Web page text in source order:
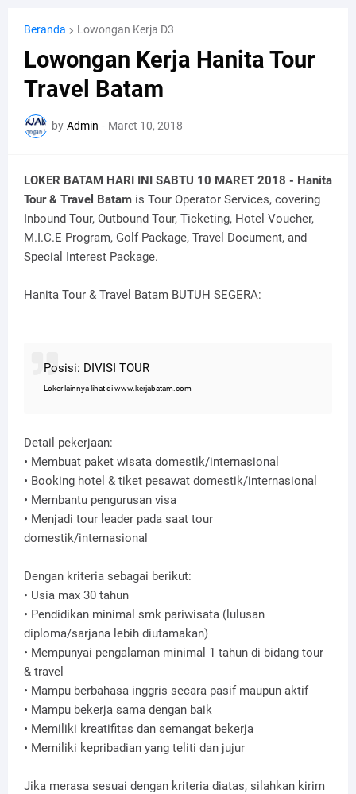
Beranda Lowongan Kerja D3
Lowongan Kerja Hanita Tour
Travel Batam
by Admin - Maret 10, 2018
LOKER BATAM HARI INI SABTU 10 MARET 2018 - Hanita
Tour & Travel Batam is Tour Operator Services, covering
Inbound Tour, Outbound Tour, Ticketing, Hotel Voucher,
M.I.C.E Program, Golf Package, Travel Document, and
Special Interest Package.
Hanita Tour & Travel Batam BUTUH SEGERA:
Posisi: DIVISI TOUR
Loker lainnya lihat di www.kerjabatam.com
Detail pekerjaan:
• Membuat paket wisata domestik/internasional
• Booking hotel & tiket pesawat domestik/internasional
• Membantu pengurusan visa
• Menjadi tour leader pada saat tour
domestik/internasional
Dengan kriteria sebagai berikut:
• Usia max 30 tahun
• Pendidikan minimal smk pariwisata (lulusan
diploma/sarjana lebih diutamakan)
• Mempunyai pengalaman minimal 1 tahun di bidang tour
& travel
• Mampu berbahasa inggris secara pasif maupun aktif
• Mampu bekerja sama dengan baik
• Memiliki kreatifitas dan semangat bekerja
• Memiliki kepribadian yang teliti dan jujur
Jika merasa sesuai dengan kriteria diatas, silahkan kirim